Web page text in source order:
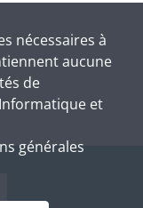
nécessaires à
aucune
de
et
générales